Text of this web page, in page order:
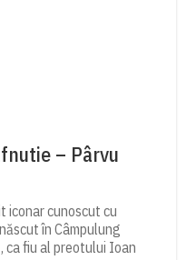
– Pârvu
iconar cunoscut cu
în Câmpulung
ca fiu al preotului Ioan